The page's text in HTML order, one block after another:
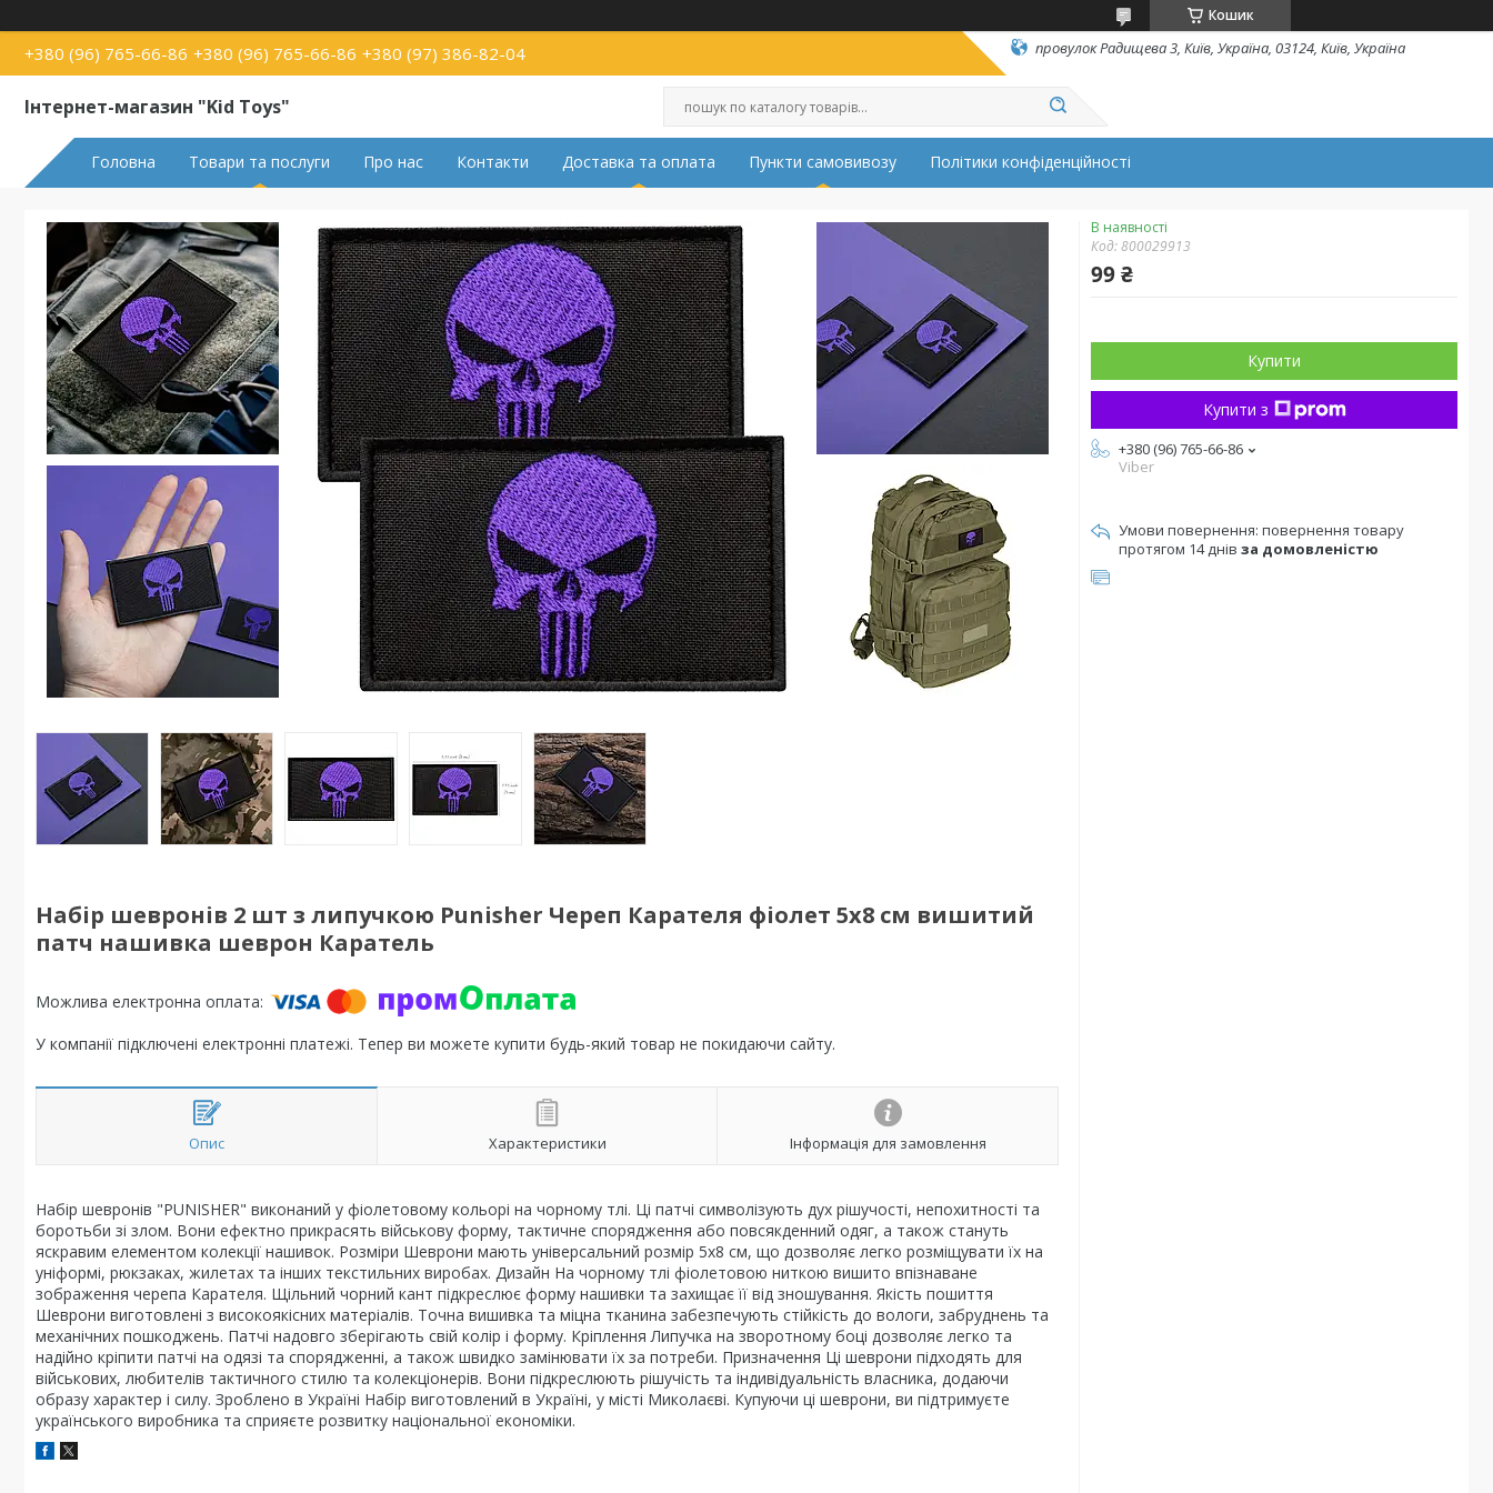
Кошик
+380 (96) 765-66-86 +380 (96) 765-66-86 +380 (97) 386-82-04 провулок Радищева 3, Київ, Україна, 03124, Київ, Україна
Інтернет-магазин "Kid Toys"
Головна Товари та послуги Про нас Контакти Доставка та оплата Пункти самовивозу Політики конфіденційності
Набір шевронів 2 шт з липучкою Punisher Череп Карателя фіолет 5х8 см вишитий
патч нашивка шеврон Каратель
У компанії підключені електронні платежі. Тепер ви можете купити будь-який товар не покидаючи сайту.
Опис Характеристики Інформація для замовлення
Набір шевронів "PUNISHER" виконаний у фіолетовому кольорі на чорному тлі. Ці патчі символізують дух рішучості, непохитності та
боротьби зі злом. Вони ефектно прикрасять військову форму, тактичне спорядження або повсякденний одяг, а також стануть
яскравим елементом колекції нашивок. Розміри Шеврони мають універсальний розмір 5х8 см, що дозволяє легко розміщувати їх на
уніформі, рюкзаках, жилетах та інших текстильних виробах. Дизайн На чорному тлі фіолетовою ниткою вишито впізнаване
зображення черепа Карателя. Щільний чорний кант підкреслює форму нашивки та захищає її від зношування. Якість пошиття
Шеврони виготовлені з високоякісних матеріалів. Точна вишивка та міцна тканина забезпечують стійкість до вологи, забруднень та
механічних пошкоджень. Патчі надовго зберігають свій колір і форму. Кріплення Липучка на зворотному боці дозволяє легко та
надійно кріпити патчі на одязі та спорядженні, а також швидко замінювати їх за потреби. Призначення Ці шеврони підходять для
військових, любителів тактичного стилю та колекціонерів. Вони підкреслюють рішучість та індивідуальність власника, додаючи
образу характер і силу. Зроблено в Україні Набір виготовлений в Україні, у місті Миколаєві. Купуючи ці шеврони, ви підтримуєте
українського виробника та сприяєте розвитку національної економіки.
В наявності
Код:800029913
99 ₴
Купити
Купити з
+380 (96) 765-66-86
Viber
повернення товару
протягом 14 днів за домовленістю